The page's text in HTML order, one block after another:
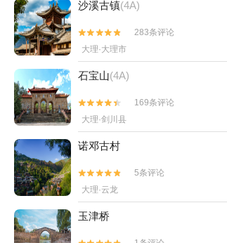
沙溪古镇(4A)


283条评论
大理·大理市
石宝山(4A)


169条评论
大理·剑川县
诺邓古村


5条评论
大理·云龙
玉津桥